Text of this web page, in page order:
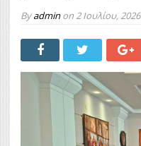
Byadminon 2 Ιουλίου, 2026